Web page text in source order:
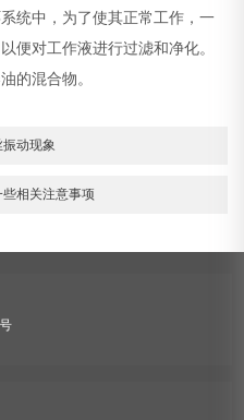
统中，为了使其正常工作，一
便对工作液进行过滤和净化。
的混合物。
动现象
相关注意事项